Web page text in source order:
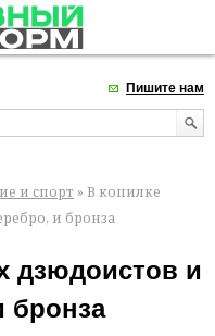
Пишите нам
и спорт » В копилке
и бронза
дзюдоистов и
бронза